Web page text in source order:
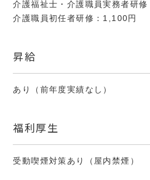
介護福祉士・介護職員実務者研
介護職員初任者研修：1,100円
昇給
あり（前年度実績なし）
福利厚生
受動喫煙対策あり（屋内禁煙）